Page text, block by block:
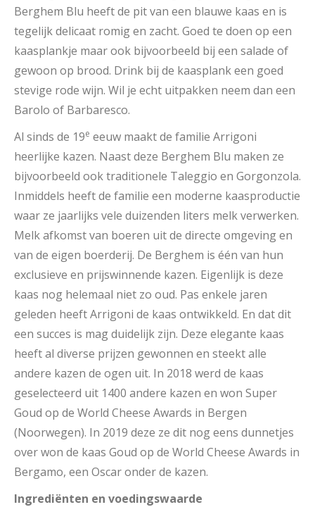
Berghem Blu heeft de pit van een blauwe kaas en is
tegelijk delicaat romig en zacht. Goed te doen op een
kaasplankje maar ook bijvoorbeeld bij een salade of
gewoon op brood. Drink bij de kaasplank een goed
stevige rode wijn. Wil je echt uitpakken neem dan een
Barolo of Barbaresco.
Al sinds de 19e eeuw maakt de familie Arrigoni
heerlijke kazen. Naast deze Berghem Blu maken ze
bijvoorbeeld ook traditionele Taleggio en Gorgonzola.
Inmiddels heeft de familie een moderne kaasproductie
waar ze jaarlijks vele duizenden liters melk verwerken.
Melk afkomst van boeren uit de directe omgeving en
van de eigen boerderij. De Berghem is één van hun
exclusieve en prijswinnende kazen. Eigenlijk is deze
kaas nog helemaal niet zo oud. Pas enkele jaren
geleden heeft Arrigoni de kaas ontwikkeld. En dat dit
een succes is mag duidelijk zijn. Deze elegante kaas
heeft al diverse prijzen gewonnen en steekt alle
andere kazen de ogen uit. In 2018 werd de kaas
geselecteerd uit 1400 andere kazen en won Super
Goud op de World Cheese Awards in Bergen
(Noorwegen). In 2019 deze ze dit nog eens dunnetjes
over won de kaas Goud op de World Cheese Awards in
Bergamo, een Oscar onder de kazen.
Ingrediënten en voedingswaarde